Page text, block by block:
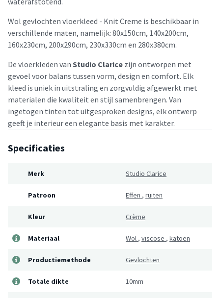
Wol gevlochten vloerkleed - Knit Creme is beschikbaar in
verschillende maten, namelijk: 80x150cm, 140x200cm,
160x230cm, 200x290cm, 230x330cm en 280x380cm.
De vloerkleden van Studio Clarice zijn ontworpen met
gevoel voor balans tussen vorm, design en comfort. Elk
kleed is uniek in uitstraling en zorgvuldig afgewerkt met
materialen die kwaliteit en stijl samenbrengen. Van
ingetogen tinten tot uitgesproken designs, elk ontwerp
geeft je interieur een elegante basis met karakter.
Specificaties
Merk Studio Clarice
Patroon Effen , ruiten
Kleur Crème
Materiaal Wol , viscose , katoen
Productiemethode Gevlochten
Totale dikte 10mm